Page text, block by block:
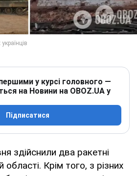
у курсі головного —
на Новини на OBOZ.UA у
Підписатися
здійснили два ракетні
області. Крім того, з різних